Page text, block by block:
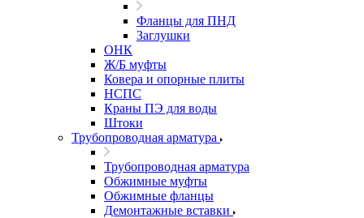
Фланцы для ПНД
Заглушки
ОНК
Ж/Б муфты
Ковера и опорные плиты
НСПС
Краны ПЭ для воды
Штоки
Трубопроводная арматура
Трубопроводная арматура
Обжимные муфты
Обжимные фланцы
Демонтажные вставки